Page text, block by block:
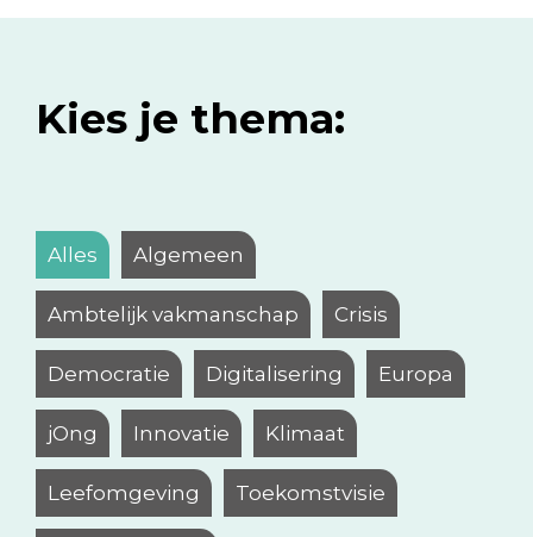
Kies je thema:
Alles Algemeen
Ambtelijk vakmanschap Crisis
Democratie Digitalisering Europa
jOng Innovatie Klimaat
Leefomgeving Toekomstvisie